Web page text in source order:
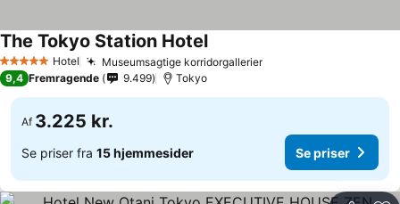
5 Stjerner Hotel Museumsagtige korridorgallerier
The Tokyo Station Hotel
9,4 Fremragende 9.499 Tokyo
Af 3.225 kr.
Se priser fra 15 hjemmesider Se priser